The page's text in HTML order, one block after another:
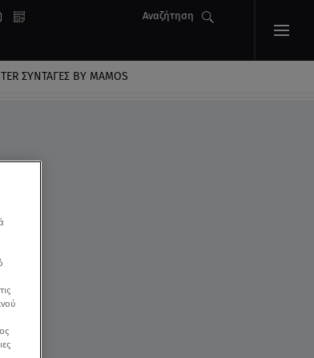
Αναζήτηση
ΣΥΝΤΑΓΈΣ BY MAMOS